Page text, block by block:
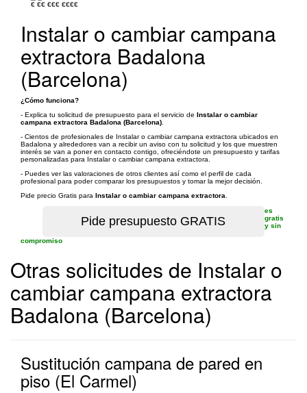
€ €€ €€€ €€€€
Instalar o cambiar campana
extractora Badalona
(Barcelona)
¿Cómo funciona?
- Explica tu solicitud de presupuesto para el servicio de Instalar o cambiar
campana extractora Badalona (Barcelona)
- Cientos de profesionales de Instalar o cambiar campana extractora ubicados en
Badalona y alrededores van a recibir un aviso con tu solicitud y los que muestren
interés se van a poner en contacto contigo, ofreciéndote un presupuesto y tarifas
personalizadas para Instalar o cambiar campana extractora.
- Puedes ver las valoraciones de otros clientes así como el perfil de cada
profesional para poder comparar los presupuestos y tomar la mejor decisión.
Pide precio Gratis para Instalar o cambiar campana extractora
es
gratis
y sin
compromiso
Otras solicitudes de Instalar o
cambiar campana extractora
Badalona (Barcelona)
Sustitución campana de pared en
piso (El Carmel)